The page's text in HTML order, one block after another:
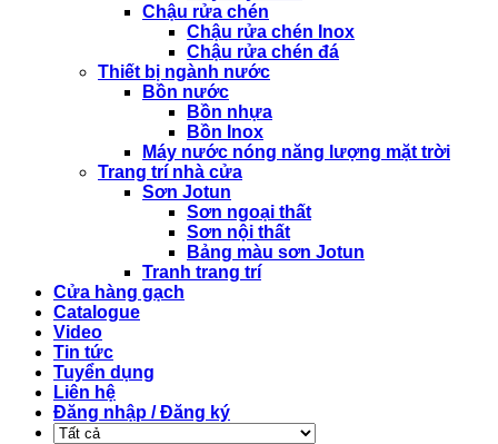
Chậu rửa chén
Chậu rửa chén Inox
Chậu rửa chén đá
Thiết bị ngành nước
Bồn nước
Bồn nhựa
Bồn Inox
Máy nước nóng năng lượng mặt trời
Trang trí nhà cửa
Sơn Jotun
Sơn ngoại thất
Sơn nội thất
Bảng màu sơn Jotun
Tranh trang trí
Cửa hàng gạch
Catalogue
Video
Tin tức
Tuyển dụng
Liên hệ
Đăng nhập / Đăng ký